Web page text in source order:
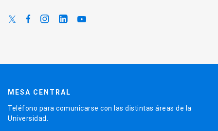
MESA CENTRAL
Teléfono para comunicarse con las distintas áreas de la
Universidad.